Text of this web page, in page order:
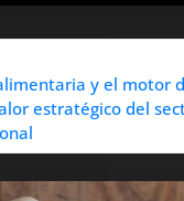
y el motor
estratégico del